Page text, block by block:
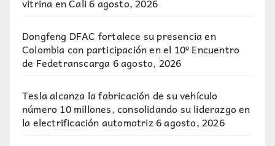
vitrina en Cali 6 agosto, 2026
Dongfeng DFAC fortalece su presencia en
Colombia con participación en el 10º Encuentro
de Fedetranscarga6 agosto, 2026
Tesla alcanza la fabricación de su vehículo
número 10 millones, consolidando su liderazgo en
la electrificación automotriz6 agosto, 2026